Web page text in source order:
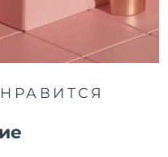
8/9/26
дата доставки
8/8/26
дата доставки
дата доставки